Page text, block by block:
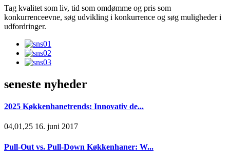
Tag kvalitet som liv, tid som omdømme og pris som
konkurrenceevne, søg udvikling i konkurrence og søg muligheder i
udfordringer.
seneste nyheder
2025 Køkkenhanetrends: Innovativ de...
04,01,25 16. juni 2017
Pull-Out vs. Pull-Down Køkkenhaner: W...